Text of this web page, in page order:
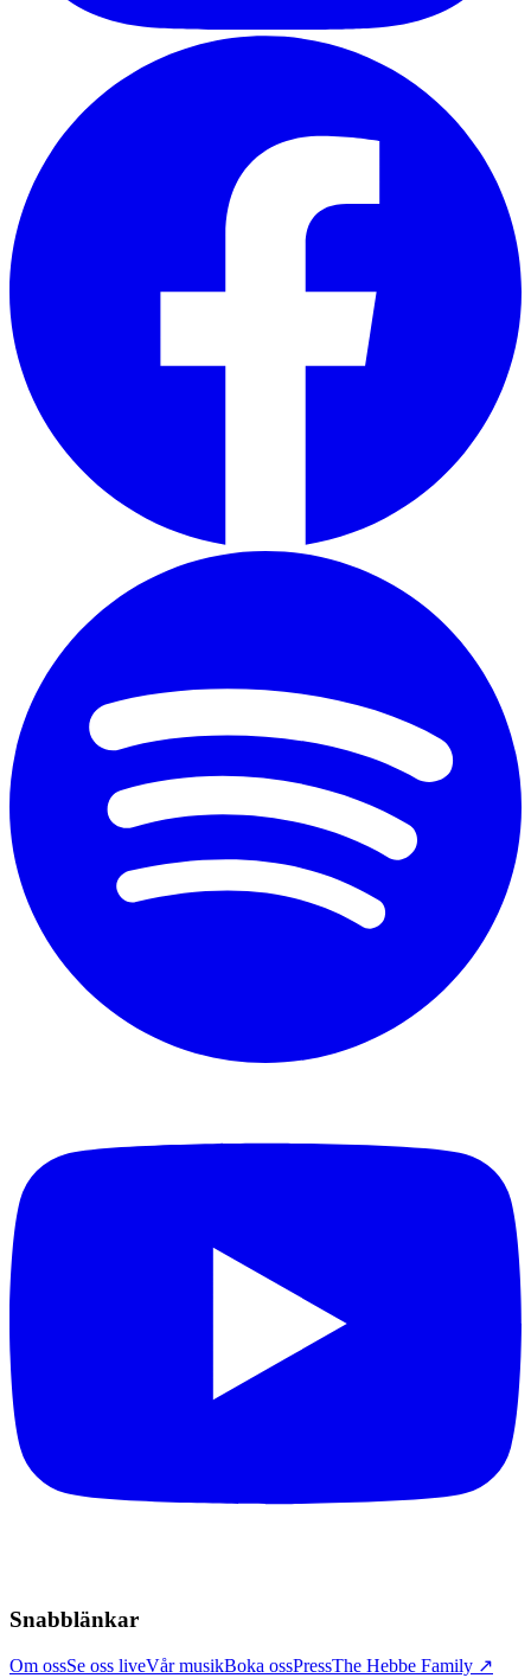
Snabblänkar
Om ossSe oss liveVår musikBoka ossPressThe Hebbe Family ↗